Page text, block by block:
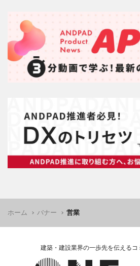
ホーム バナー 営業
建築・建設業界の一歩先を伝えるコ